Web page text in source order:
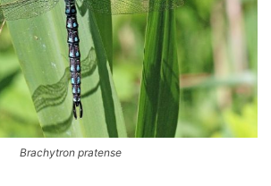
Brachytron pratense